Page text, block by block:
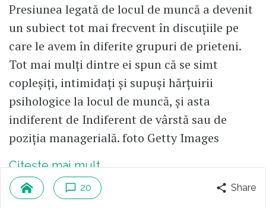
Presiunea legată de locul de muncă a devenit
un subiect tot mai frecvent în discuțiile pe
care le avem în diferite grupuri de prieteni.
Tot mai mulți dintre ei spun că se simt
copleșiți, intimidați și supuși hărțuirii
psihologice la locul de muncă, și asta
indiferent de Indiferent de vârstă sau de
poziția managerială. foto Getty Images
Citește mai mult
20 Share